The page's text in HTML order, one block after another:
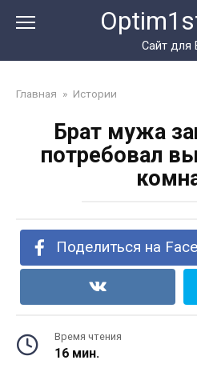
Сайт для
Главная » Истории
Брат мужа
потребовал
Поделиться на
Время чтения
16 мин.